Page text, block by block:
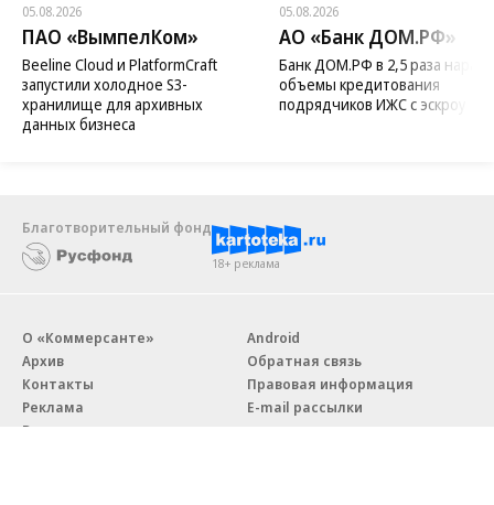
05.08.2026
ПАО «ВымпелКом»
Beeline Cloud и PlatformCraft
запустили холодное S3-
хранилище для архивных
данных бизнеса
05.08.2026
АО «Банк ДОМ.РФ»
Банк ДОМ.РФ в 2,5 раза
объемы кредитования
подрядчиков ИЖС с эскроу
Благотворительный фонд
18+ реклама
О «Коммерсанте»
Архив
Контакты
Реклама
Вакансии
Android
Обратная связь
Правовая информация
E-mail рассылки